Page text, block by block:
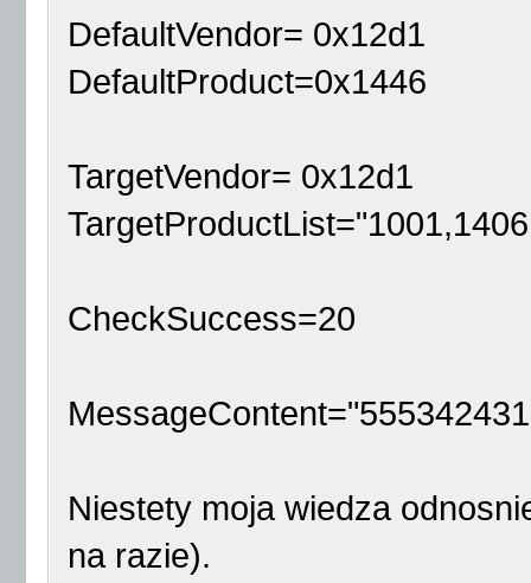
DefaultVendor= 0x12d1
DefaultProduct=0x1446
TargetVendor= 0x12d1
CheckSuccess=20
Niestety moja wiedza
na razie).